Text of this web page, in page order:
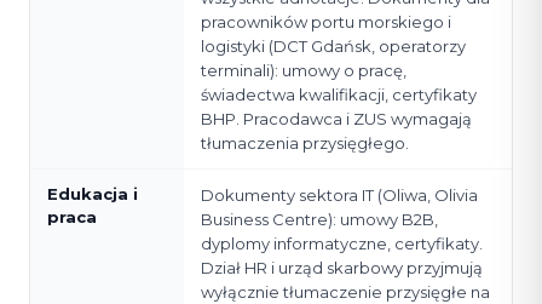
pracowników portu morskiego i
logistyki (DCT Gdańsk, operatorzy
terminali): umowy o pracę,
świadectwa kwalifikacji, certyfikaty
BHP. Pracodawca i ZUS wymagają
tłumaczenia przysięgłego.
Edukacja i
praca
Dokumenty sektora IT (Oliwa, Olivia
Business Centre): umowy B2B,
dyplomy informatyczne, certyfikaty.
Dział HR i urząd skarbowy przyjmują
wyłącznie tłumaczenie przysięgłe na